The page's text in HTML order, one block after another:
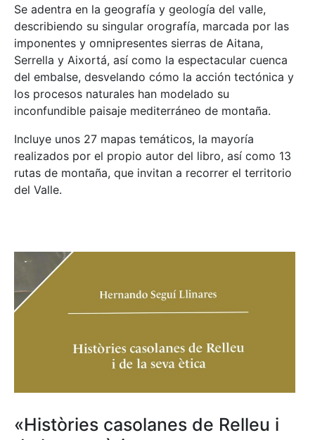
Se adentra en la geografía y geología del valle,
describiendo su singular orografía, marcada por las
imponentes y omnipresentes sierras de Aitana,
Serrella y Aixortá, así como la espectacular cuenca
del embalse, desvelando cómo la acción tectónica y
los procesos naturales han modelado su
inconfundible paisaje mediterráneo de montaña.
Incluye unos 27 mapas temáticos, la mayoría
realizados por el propio autor del libro, así como 13
rutas de montaña, que invitan a recorrer el territorio
del Valle.
«Històries casolanes de Relleu i